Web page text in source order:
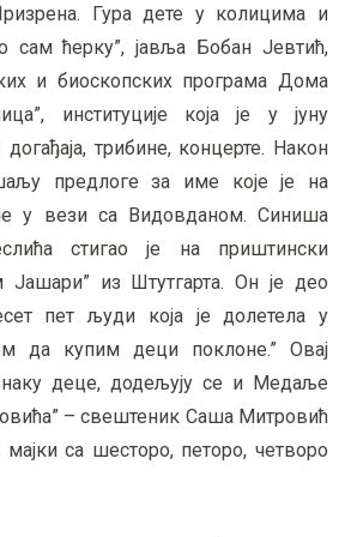
Гура дете у колицима и
сам ћерку”, јавља Бобан Јевтић,
и биоскопских програма Дома
институције која је у јуну
трибине, концерте. Након
предлоге за име које је на
у вези са Видовданом. Синиша
стигао је на приштински
Јашари” из Штутгарта. Он је део
пет људи која је долетела у
да купим деци поклоне.” Овај
деце, додељују се и Медаље
– свештеник Саша Митровић
са шесторо, петоро, четворо